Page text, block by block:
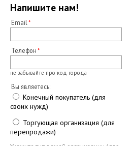
Напишите нам!
Email
Телефон
не забывайте про код города
Вы являетесь:
Конечный покупатель (для
своих нужд)
Торгующая организация (для
перепродажи)